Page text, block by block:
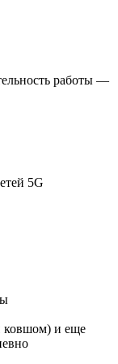
работы —
5G
ковшом) и еще